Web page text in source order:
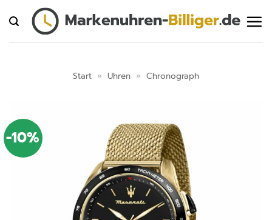
Inhalt
springen
Start » Uhren » Chronograph
-10%